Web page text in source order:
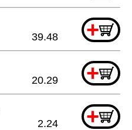
+
39.48
+
20.29
+
2.24